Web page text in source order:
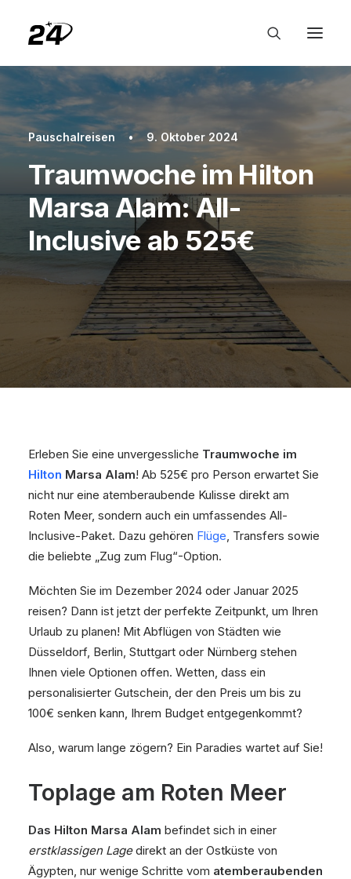
Pauschalreisen • 9. Oktober 2024
Traumwoche im Hilton
Marsa Alam: All-
Inclusive ab 525€
Erleben Sie eine unvergessliche Traumwoche im
Hilton Marsa Alam! Ab 525€ pro Person erwartet Sie
nicht nur eine atemberaubende Kulisse direkt am
Roten Meer, sondern auch ein umfassendes All-
Inclusive-Paket. Dazu gehören Flüge, Transfers sowie
die beliebte „Zug zum Flug“-Option.
Möchten Sie im Dezember 2024 oder Januar 2025
reisen? Dann ist jetzt der perfekte Zeitpunkt, um Ihren
Urlaub zu planen! Mit Abflügen von Städten wie
Düsseldorf, Berlin, Stuttgart oder Nürnberg stehen
Ihnen viele Optionen offen. Wetten, dass ein
personalisierter Gutschein, der den Preis um bis zu
100€ senken kann, Ihrem Budget entgegenkommt?
Also, warum lange zögern? Ein Paradies wartet auf Sie!
Toplage am Roten Meer
Das Hilton Marsa Alam befindet sich in einer
erstklassigen Lagedirekt an der Ostküste von
Ägypten, nur wenige Schritte vom atemberaubenden